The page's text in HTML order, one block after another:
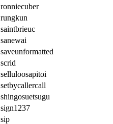
ronniecuber
rungkun
saintbrieuc
sanewai
saveunformatted
scrid
selluloosapitoi
setbycallercall
shingosuetsugu
sign1237
sip